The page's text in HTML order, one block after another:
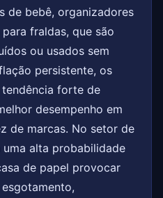
de bebê, organizadores
fraldas, que são
ou usados sem
persistente, os
forte de
desempenho em
de marcas. No setor de
alta probabilidade
de papel provocar